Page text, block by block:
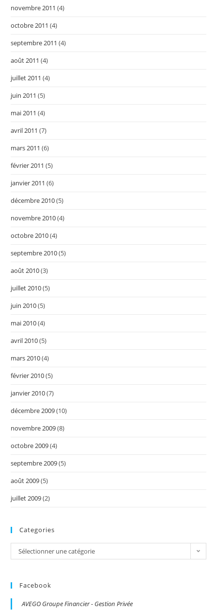
novembre 2011 (4)
octobre 2011 (4)
septembre 2011 (4)
août 2011 (4)
juillet 2011 (4)
juin 2011 (5)
mai 2011 (4)
avril 2011 (7)
mars 2011 (6)
février 2011 (5)
janvier 2011 (6)
décembre 2010(5)
novembre 2010(4)
octobre 2010(4)
septembre 2010(5)
août 2010(3)
juillet 2010(5)
juin 2010(5)
mai 2010(4)
avril 2010(5)
mars 2010(4)
février 2010(5)
janvier 2010(7)
décembre 2009(10)
novembre 2009(8)
octobre 2009(4)
septembre 2009(5)
août 2009(5)
juillet 2009(2)
Categories
Categories
Sélectionner une catégorie
Facebook
AVEGO Groupe Financier - Gestion Privée